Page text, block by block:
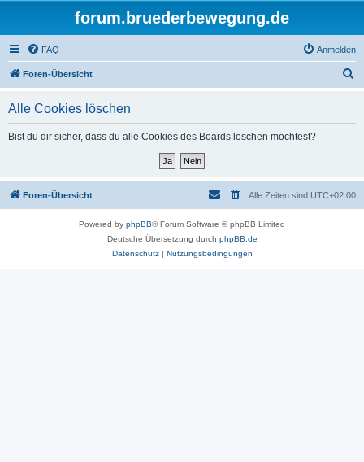
forum.bruederbewegung.de
FAQ Anmelden
Foren-Übersicht
Alle Cookies löschen
Bist du dir sicher, dass du alle Cookies des Boards löschen möchtest?
Foren-Übersicht Alle Zeiten sind UTC+02:00
Powered by phpBB® Forum Software © phpBB Limited
Deutsche Übersetzung durch phpBB.de
Datenschutz| Nutzungsbedingungen